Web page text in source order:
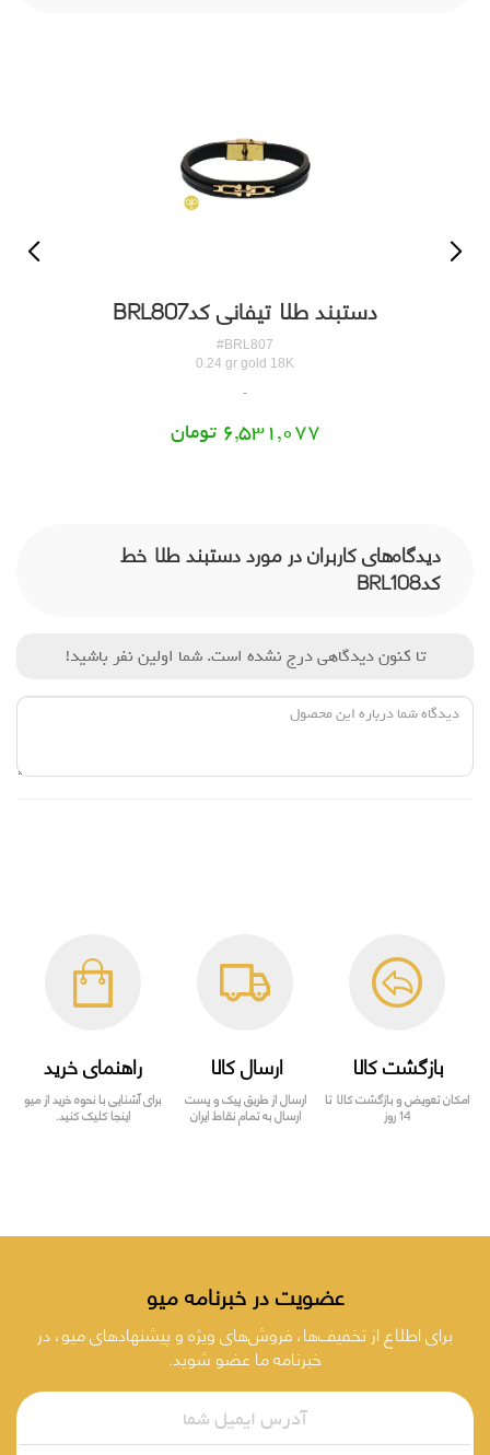
دستبند طلا تیفانی کدBRL807
#BRL807
0.24 gr gold 18K
6,531,077 تومان
دیدگاه‌های کاربران در مورد دستبند طلا خط
کدBRL108
تا کنون دیدگاهی درج نشده است. شما اولین نفر باشید!
بازگشت کالا
امکان تعویض و بازگشت کالا تا
14 روز
ارسال کالا
ارسال از طریق پیک و پست
ارسال به تمام نقاط ایران
راهنمای خرید
برای آشنایی با نحوه خرید از میو
اینجا کلیک کنید.
عضویت در خبرنامه میو
برای اطلاع از تخفیف‌ها، فروش‌های ویژه و پیشنهادهای میو، در
خبرنامه ما عضو شوید.